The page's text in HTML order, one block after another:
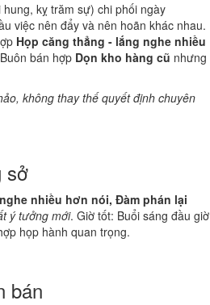
kỵ trăm sự) chi phối ngày
việc nên đẩy và nên hoãn khác nhau.
Họp căng thẳng - lắng nghe nhiều
bán hợp Dọn kho hàng cũ nhưng
không thay thế quyết định chuyên
sở
nhiều hơn nói, Đàm phán lại
ý tưởng mới. Giờ tốt: Buổi sáng đầu giờ
họp hành quan trọng.
bán